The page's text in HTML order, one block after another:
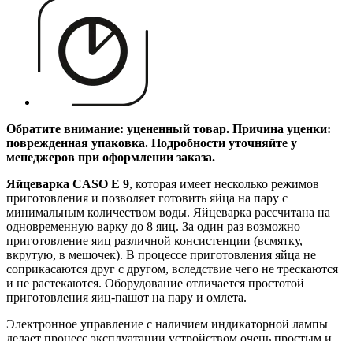
Обратите внимание: уцененный товар. Причина уценки:
поврежденная упаковка. Подробности уточняйте у
менеджеров при оформлении заказа.
Яйцеварка CASO E 9, которая имеет несколько режимов
приготовления и позволяет готовить яйца на пару с
минимальным количеством воды. Яйцеварка рассчитана на
одновременную варку до 8 яиц. За один раз возможно
приготовление яиц различной консистенции (всмятку,
вкрутую, в мешочек). В процессе приготовления яйца не
соприкасаются друг с другом, вследствие чего не трескаются
и не растекаются. Оборудование отличается простотой
приготовления яиц-пашот на пару и омлета.
Электронное управление с наличием индикаторной лампы
делает процесс эксплуатации устройством очень простым и